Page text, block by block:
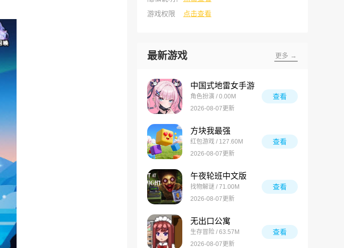
游戏权限
点击查看
最新游戏 更多 →
中国式地雷女手游
角色扮演 / 0.00M
2026-08-07更新
查看
方块我最强
红包游戏 / 127.60M
2026-08-07更新
查看
午夜轮班中文版
找物解谜 / 71.00M
2026-08-07更新
查看
无出口公寓
生存冒险 / 63.57M
2026-08-07更新
查看